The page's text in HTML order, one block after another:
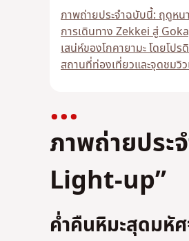
ภาพถ่ายประจำฉบับนี้: ฤดูหน
การเดินทาง Zekkei สู่
เสน่ห์ของโกคายามะ โดยโป
สถานที่ท่องเที่ยวและจุดชมวิ
ภาพถ่ายประ
Light-up”
ค่ำคืนหิมะสุดมหั